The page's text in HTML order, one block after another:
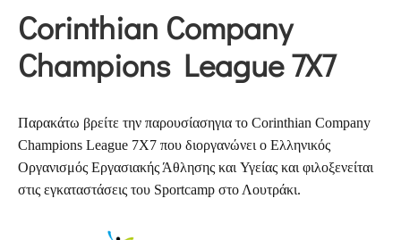
Προγράμματα
&
Δράσεις
Επικοινωνία
Corinthian Company
Champions League 7X7
Παρακάτω βρείτε την παρουσίασηγια το Corinthian Company
Champions League 7X7 που διοργανώνει ο Ελληνικός
Οργανισμός Εργασιακής Άθλησης και Υγείας και φιλοξενείται
στις εγκαταστάσεις του Sportcamp στο Λουτράκι.